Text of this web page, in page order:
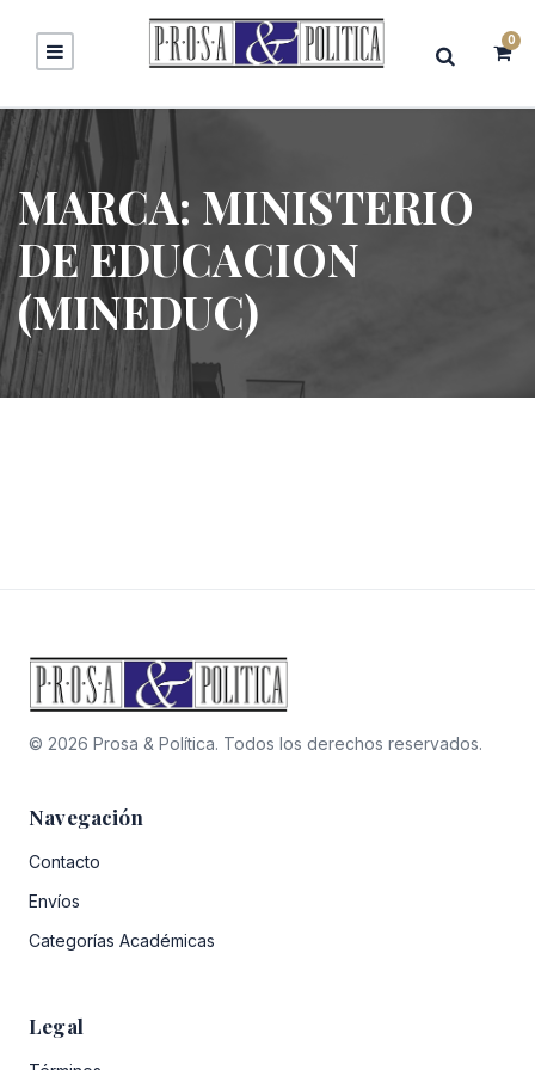
0
MARCA: MINISTERIO
DE EDUCACION
(MINEDUC)
© 2026 Prosa & Política. Todos los derechos reservados.
Navegación
Contacto
Envíos
Categorías Académicas
Legal